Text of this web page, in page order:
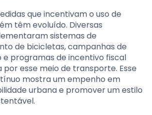
que incentivam o uso de
têm evoluído. Diversas
sistemas de
de bicicletas, campanhas de
e programas de incentivo fiscal
esse meio de transporte. Esse
mostra um empenho em
urbana e promover um estilo